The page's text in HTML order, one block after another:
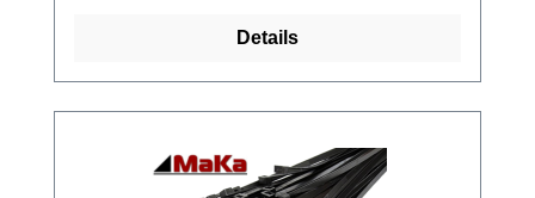
Details